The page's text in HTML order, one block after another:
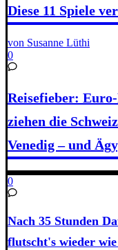
Diese 11 Spiele
von Susanne Lüthi
0
Reisefieber:
ziehen die
Venedig – und
0
Nach 35 Stunden
flutscht's wieder